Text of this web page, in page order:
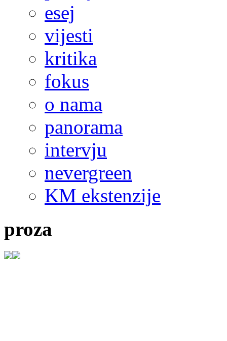
esej
vijesti
kritika
fokus
o nama
panorama
intervju
nevergreen
KM ekstenzije
proza